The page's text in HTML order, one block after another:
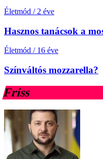
Életmód / 2 éve
Hasznos tanácsok a
Életmód / 16 éve
Színváltós mozzarella?
Friss